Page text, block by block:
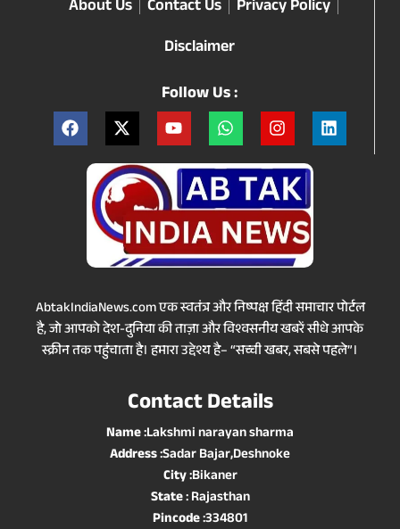
About Us Contact Us
Privacy Policy
Disclaimer
Follow Us :
AbtakIndiaNews.com एक स्वतंत्र और निष्पक्ष हिंदी समाचार पोर्टल
है, जो आपको देश-दुनिया की ताज़ा और विश्वसनीय खबरें सीधे आपके
स्क्रीन तक पहुंचाता है। हमारा उद्देश्य है– “सच्ची खबर, सबसे पहले”।
Contact Details
Name:Lakshmi narayan sharma
Address:Sadar Bajar,Deshnoke
City:Bikaner
State: Rajasthan
Pincode:334801